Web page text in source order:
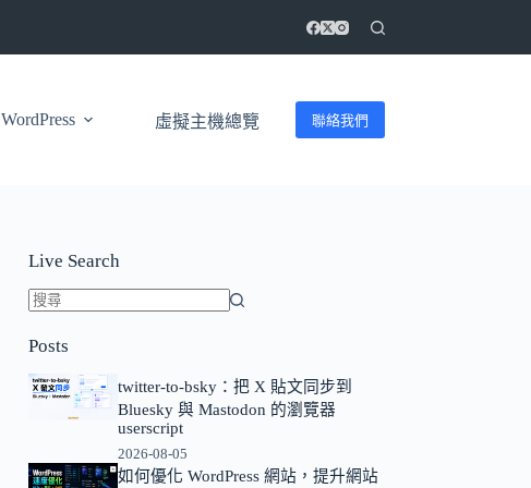
WordPress 虛擬主機總覽 聯絡我們
Live Search
不
到
符
件
Posts
twitter-to-bsky：把 X 貼文同步到
Bluesky 與 Mastodon 的瀏覽器
userscript
2026-08-05
如何優化 WordPress 網站，提升網站